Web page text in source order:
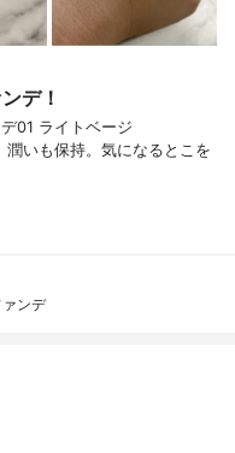
デ！
01 ライトベージ
いも保持。 気になるとこを
ンデ